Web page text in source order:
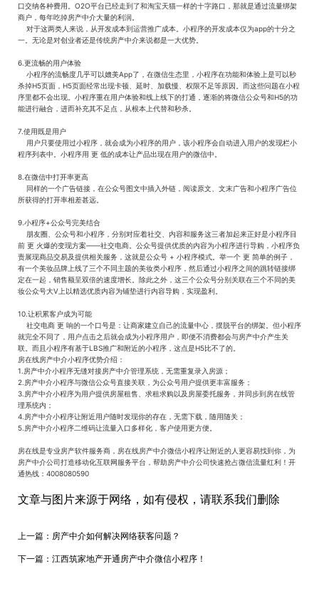
口交纳各种费用。O2O平台已经走到了和淘宝天猫一样的十字路口，那就是通过流量绑架
商户，每年吃掉房产中介大量的利润。
对于这两类人来说，从开发成本到运营推广成本。小程序的开发成本仅为app的十分之
一。无论是对创业者还是传统房产中介来说都是一大优势。
6.更流畅的用户体验
小程序的流畅度几乎可以媲美App了，在微信生态里，小程序在功能和体验上是可以秒
杀掉H5页面，H5页面经常出现卡顿、延时、加载慢、权限不足等原因。而这些问题在小程
序里都不会出现。小程序重在用户体验和线上线下的打通，逐渐的将微信公众号和H5的功
能进行融合，进而补充其不足点，从根本上代替和秒杀。
7.使用既是用户
用户只要使用过小程序，就会成为小程序的用户，该小程序会自动进入用户的发现栏小
程序列表中。小程序用 更 低的成本让产品出现在用户的微信中。
8.在微信中打开率更高
同样的一个广告链接，在公众号图文中插入外链，阅读原文、文末广告和小程序广告位
所获得的打开率相差甚远。
9.小程序+公众号完美结合
朋友圈、公众号和小程序，分别对应着社交、内容和服务这三者加起来正好是小程序目
前 更 火爆的变现方案——社交电商。公众号提供优质的内容为小程序进行导购，小程序负
责展现商品交易及提供相关服务，这就是公众号 + 小程序模式。举一个 更 简单的例子，
有一个美妆品牌上线了三个不同主题的美妆类小程序，然后通过小程序之间的跳转链接绑
定在一起，销售额呈双倍的速度增长。除此之外，这三个公众号分别关联在三个不同的美
妆公众号大V上以精选优质内容为铺垫进行内容导购，实现盈利。
10.让积累客户成为可能
社交电商 更 响的一个口号是：让商家建立自己的流量中心，摆脱平台的绑架。但小程序
就完全不同了，用户点击之后就会成为小程序用户，即便不消费都会与房产中介产生关
联。而且小程序有基于LBS推广和附近的小程序，这点是H5比不了的。
房在线房产中介小程序优势介绍：
1.房产中介小程序无缝对接房产中介管理系统，无需重复录入房源；
2.房产中介小程序与微信公众号直接关联，为公众号用户提供更丰富服务；
3.房产中介小程序为用户提供房屋租售、求租求购以及房屋委托服务，并同步到房在线管
理系统内；
4.房产中介小程序让附近用户随时发现你的存在，无需下载，随用随关；
5.房产中介小程序二维码让流量入口多样化，客户使用更方便。
房在线是专业房产软件服务商，房在线房产中介微信小程序让附近的人更容易找到你，为
房产中介公司打造移动化互联网服务平台，帮助房产中介公司快速抢占微信流量红利！开
通热线：4008080590
文章与图片来源于网络，如有侵权，请联系我们删除
上一篇： 房产中介如何解决网络获客问题？
下一篇： 江西筑家地产开通房产中介微信小程序！